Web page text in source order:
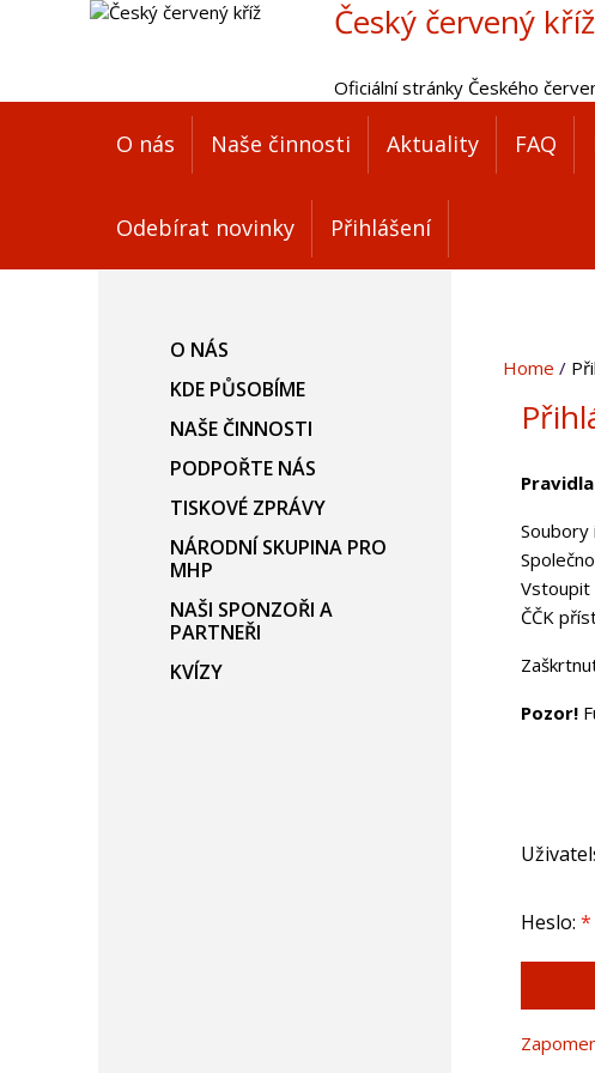
Český červený kříž
Oficiální stránky Českého
O nás Naše činnosti Aktuality FAQ
Odebírat novinky Přihlášení
Home
Vstoupit
ČČK
Pozor!
Heslo: *
O NÁS
KDE PŮSOBÍME
NAŠE ČINNOSTI
PODPOŘTE NÁS
TISKOVÉ ZPRÁVY
NÁRODNÍ SKUPINA PRO
MHP
NAŠI SPONZOŘI A
PARTNEŘI
KVÍZY